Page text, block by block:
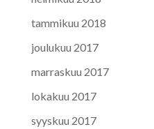
tammikuu 2018
joulukuu 2017
marraskuu 2017
lokakuu 2017
syyskuu 2017